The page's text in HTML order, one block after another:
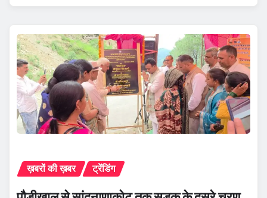
ख़बरों की ख़बर ट्रेंडिंग